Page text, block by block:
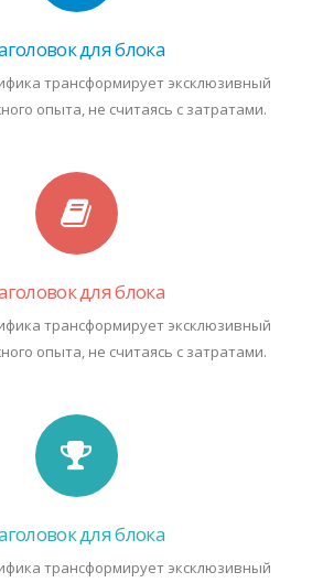
для блока
трансформирует эксклюзивный
опыта, не считаясь с затратами.
для блока
трансформирует эксклюзивный
опыта, не считаясь с затратами.
для блока
трансформирует эксклюзивный